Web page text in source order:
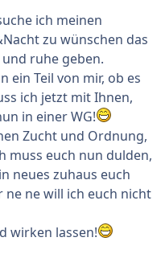
ich meinen
zu wünschen das
ruhe geben.
ein Teil von mir, ob es
ich jetzt mit Ihnen,
in einer WG!
Zucht und Ordnung,
muss euch nun dulden,
neues zuhaus euch
ne will ich euch nicht
wirken lassen!